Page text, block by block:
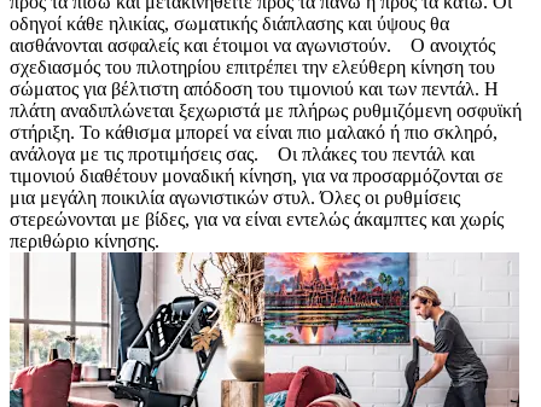
οδηγοί κάθε ηλικίας, σωματικής διάπλασης και ύψους θα
αισθάνονται ασφαλείς και έτοιμοι να αγωνιστούν. Ο ανοιχτός
σχεδιασμός του πιλοτηρίου επιτρέπει την ελεύθερη κίνηση του
σώματος για βέλτιστη απόδοση του τιμονιού και των πεντάλ. Η
πλάτη αναδιπλώνεται ξεχωριστά με πλήρως ρυθμιζόμενη οσφυϊκή
στήριξη. Το κάθισμα μπορεί να είναι πιο μαλακό ή πιο σκληρό,
ανάλογα με τις προτιμήσεις σας. Οι πλάκες του πεντάλ και
τιμονιού διαθέτουν μοναδική κίνηση, για να προσαρμόζονται σε
μια μεγάλη ποικιλία αγωνιστικών στυλ. Όλες οι ρυθμίσεις
στερεώνονται με βίδες, για να είναι εντελώς άκαμπτες και χωρίς
περιθώριο κίνησης.